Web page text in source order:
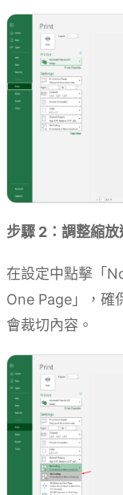
步驟 2：調整縮放
在設定中點擊「
One Page」，確
會裁切內容。